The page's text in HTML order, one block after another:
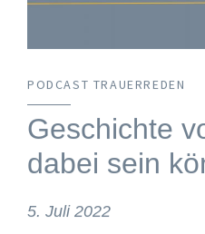
PODCAST TRAUERREDEN
Geschichte
dabei sein
5. Juli 2022